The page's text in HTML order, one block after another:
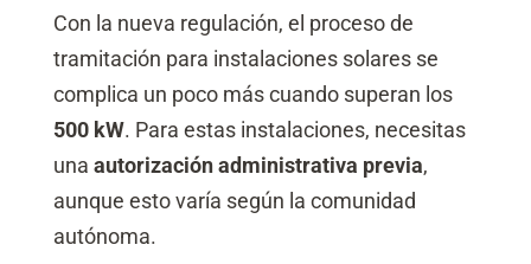
Con la nueva regulación, el proceso de
tramitación para instalaciones solares se
complica un poco más cuando superan los
500 kW. Para estas instalaciones, necesitas
una autorización administrativa previa,
aunque esto varía según la comunidad
autónoma.